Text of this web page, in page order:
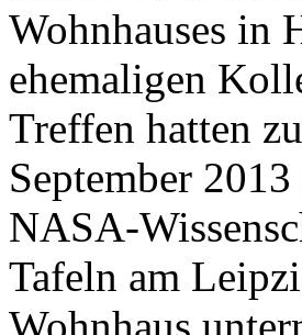
Wohnhauses in
ehemaligen
Treffen hatten
September
NASA-
Tafeln am